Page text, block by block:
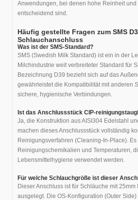
Anwendungen, bei denen hohe Reinheit
entscheidend sind.
Häufig gestellte Fragen zum SMS
Schlauchanschluss
Was ist der SMS-Standard?
SMS (Swedish Milk Standard) ist ein in der
Milchindustrie weit verbreiteter Standard für
Bezeichnung D39 bezieht sich auf das
gewährleistet die Kompatibilität mit anderen
sichere, hygienische Verbindungen.
Ist das Anschlussstück CIP-
Ja, die Konstruktion aus AISI304 Edelstahl
machen dieses Anschlussstück vollständig
Reinigungsverfahren (Cleaning-In-Place).
Reinigungschemikalien und Temperaturen,
Lebensmittelhygiene verwendet werden.
Für welche Schlauchgröße ist dieser
Dieser Anschluss ist für Schläuche mit
ausgelegt. Die OS-Konfiguration (Outer